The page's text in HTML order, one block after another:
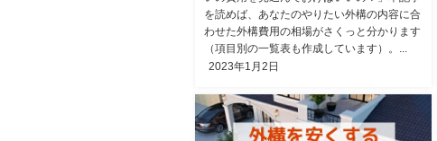
を読めば、あなたのやりたい外構の内容に合
わせた外構費用の相場がさくっと分かります
（項目別の一覧表も作成しています）。...
2023年1月2日